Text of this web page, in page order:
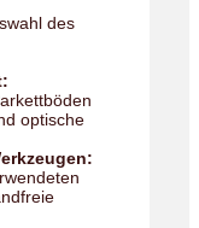
des
optische